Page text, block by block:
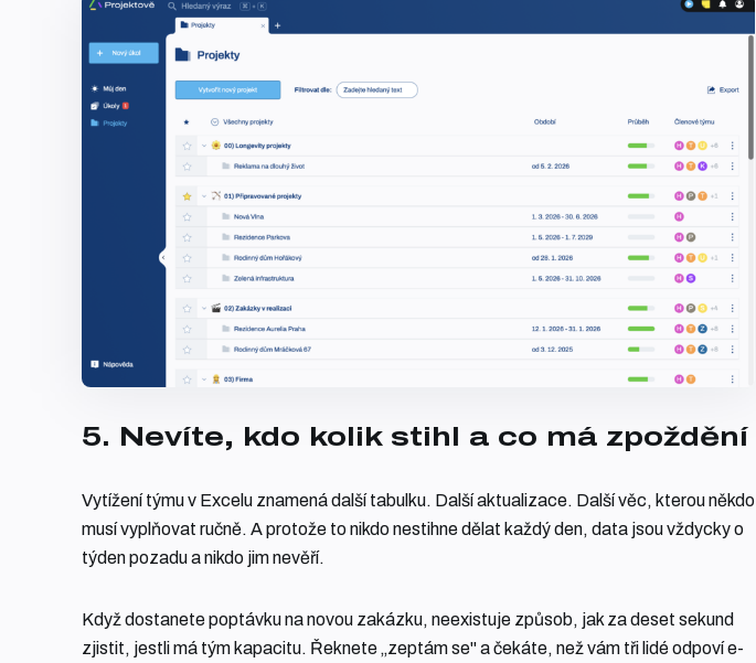
5. Nevíte, kdo kolik stihl a co má zpoždění
Vytížení týmu v Excelu znamená další tabulku. Další aktualizace. Další věc, kterou někdo
musí vyplňovat ručně. A protože to nikdo nestihne dělat každý den, data jsou vždycky o
týden pozadu a nikdo jim nevěří.
Když dostanete poptávku na novou zakázku, neexistuje způsob, jak za deset sekund
zjistit, jestli má tým kapacitu. Řeknete „zeptám se" a čekáte, než vám tři lidé odpoví e-